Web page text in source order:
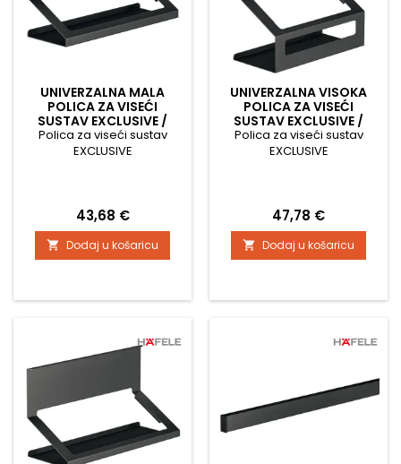
UNIVERZALNA MALA
POLICA ZA VISEĆI
SUSTAV EXCLUSIVE /
CRNA MAT
Polica za viseći sustav
EXCLUSIVE
Cijena
43,68 €
 Dodaj u košaricu
UNIVERZALNA VISOKA
POLICA ZA VISEĆI
SUSTAV EXCLUSIVE /
CRNA MAT
Polica za viseći sustav
EXCLUSIVE
Cijena
47,78 €
 Dodaj u košaricu